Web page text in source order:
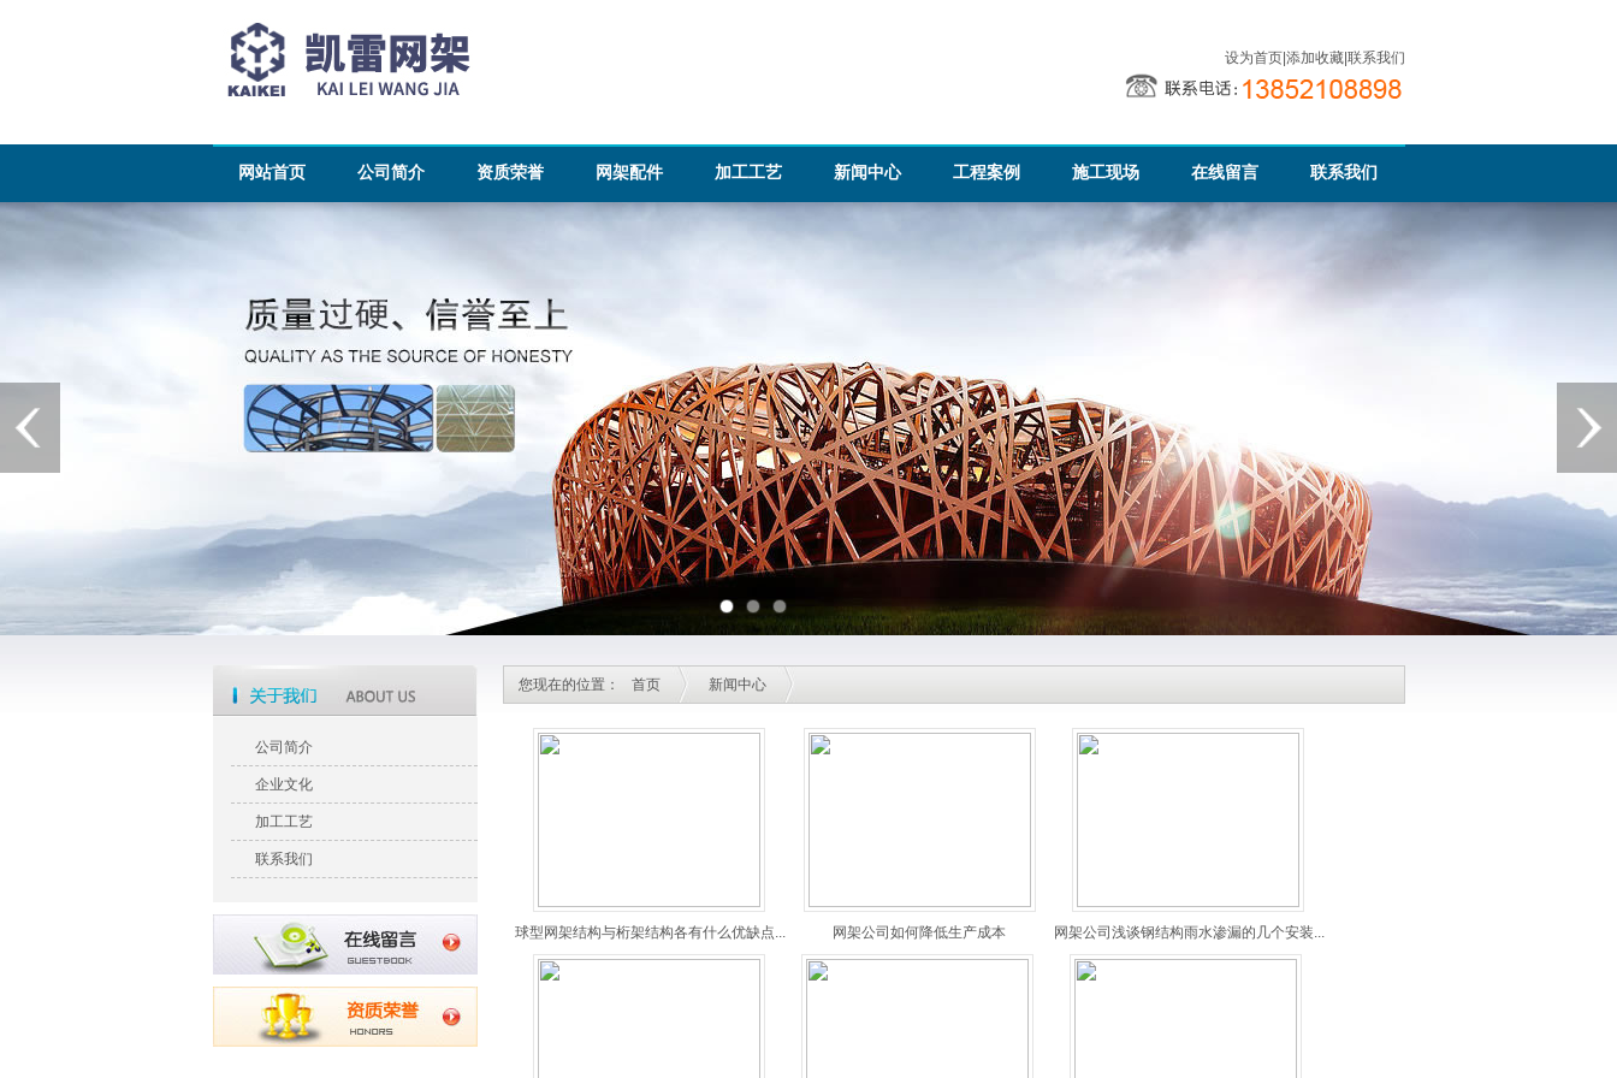
设为首页| 添加收藏| 联系我们
网站首页 公司简介 资质荣誉 网架配件 加工工艺 新闻中心 工程案例 施工现场 在线留言 联系我们
公司简介
企业文化
加工工艺
联系我们
您现在的位置： 首页 新闻中心
球型网架结构与桁架结构各有什么优缺点... 网架公司如何降低生产成本 网架公司浅谈钢结构雨水渗漏的几个安装...